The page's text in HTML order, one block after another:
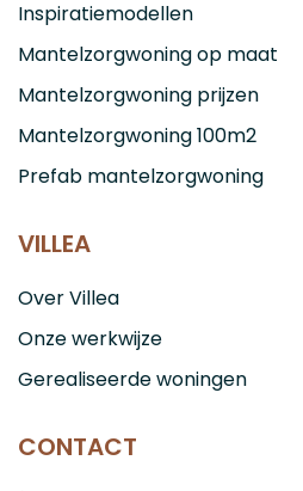
Inspiratiemodellen
Mantelzorgwoning op maat
Mantelzorgwoning prijzen
Mantelzorgwoning 100m2
Prefab mantelzorgwoning
VILLEA
Over Villea
Onze werkwijze
Gerealiseerde woningen
CONTACT